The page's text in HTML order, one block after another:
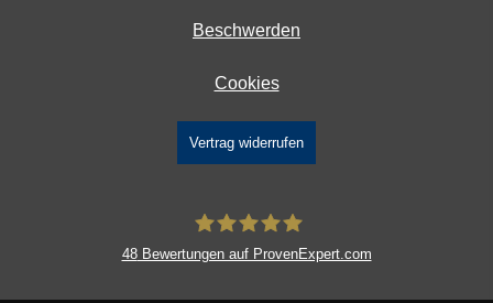
Beschwerden
Cookies
Vertrag widerrufen
48Bewertungen auf ProvenExpert.com